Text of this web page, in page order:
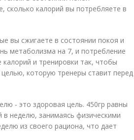
сколько калорий вы потребляете в
вы сжигаете в состоянии покоя и
метаболизма на 7, и потребление
и тренировки так, чтобы
которую тренеры ставит перед
- это здоровая цель. 450гр равны
в неделю, занимаясь физическими
из своего рациона, что дает